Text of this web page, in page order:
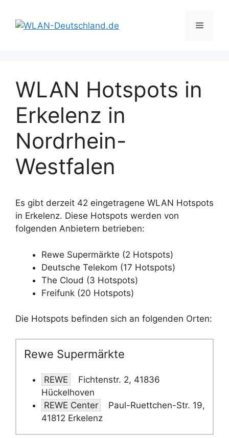
Inhalt
springen
Menü
WLAN Hotspots in
Erkelenz in
Nordrhein-
Westfalen
Es gibt derzeit 42 eingetragene WLAN Hotspots
in Erkelenz. Diese Hotspots werden von
folgenden Anbietern betrieben:
Rewe Supermärkte (2 Hotspots)
Deutsche Telekom (17 Hotspots)
The Cloud (3 Hotspots)
Freifunk (20 Hotspots)
Die Hotspots befinden sich an folgenden Orten:
Rewe Supermärkte
REWE
Fichtenstr. 2, 41836
Hückelhoven
REWE Center
Paul-Ruettchen-Str. 19,
41812 Erkelenz